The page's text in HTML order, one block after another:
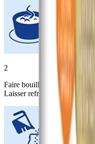
2
Faire bouillir de l’eau
Laisser refroidir à la